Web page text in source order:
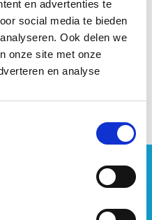
en advertenties te
social media te bieden
Ook delen we
onze site met onze
en analyse
op wat al goed
te slaan hebben. Een
wel een prettige
uit diverse
de belangrijkste